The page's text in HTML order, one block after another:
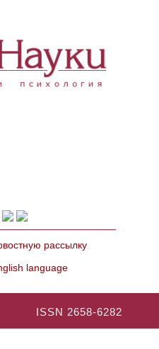
рассылку
language
ISSN 2658-6282